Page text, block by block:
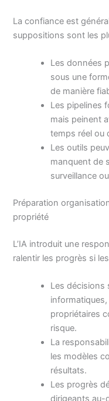
La confiance est
suppositions sont les
Les données
sous une
de manière
Les pipelines
mais peinent
temps réel ou
Les outils
manquent de
surveillance
Préparation
propriété
L’IA introduit une
ralentir les progrès si
Les décisions
propriétaires
risque.
La
les modèles
résultats.
Les progrès
dirigeants au-